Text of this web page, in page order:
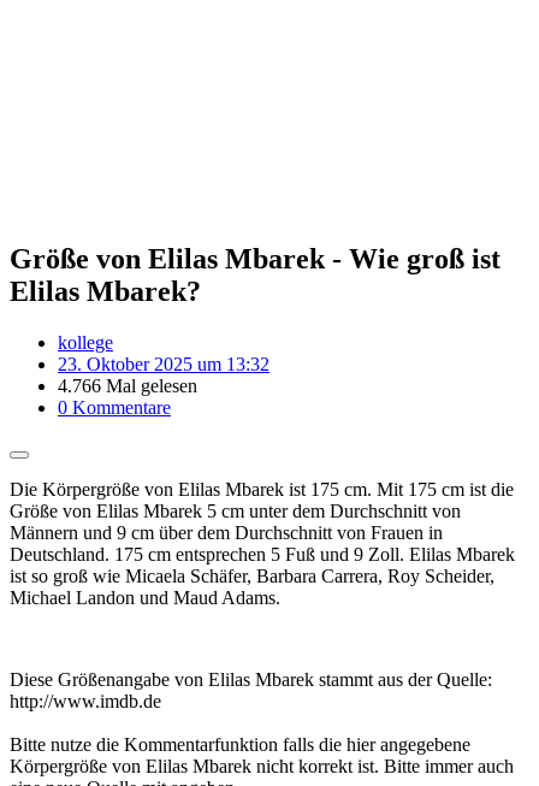
Größe von Elilas Mbarek - Wie groß ist
Elilas Mbarek?
kollege
23. Oktober 2025 um 13:32
4.766 Mal gelesen
0 Kommentare
Die Körpergröße von Elilas Mbarek ist 175 cm. Mit 175 cm ist die
Größe von Elilas Mbarek 5 cm unter dem Durchschnitt von
Männern und 9 cm über dem Durchschnitt von Frauen in
Deutschland. 175 cm entsprechen 5 Fuß und 9 Zoll. Elilas Mbarek
ist so groß wie Micaela Schäfer, Barbara Carrera, Roy Scheider,
Michael Landon und Maud Adams.
Diese Größenangabe von Elilas Mbarek stammt aus der Quelle:
http://www.imdb.de
Bitte nutze die Kommentarfunktion falls die hier angegebene
Körpergröße von Elilas Mbarek nicht korrekt ist. Bitte immer auch